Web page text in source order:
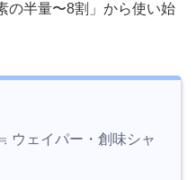
の半量〜8割」から使い始
ウェイパー・創味シャ